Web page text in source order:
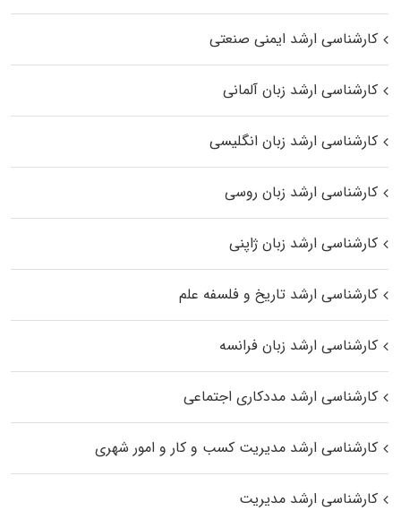
کارشناسی ارشد ایمنی صنعتی
کارشناسی ارشد زبان آلمانی
کارشناسی ارشد زبان انگلیسی
کارشناسی ارشد زبان روسی
کارشناسی ارشد زبان ژاپنی
کارشناسی ارشد تاریخ و فلسفه علم
کارشناسی ارشد زبان فرانسه
کارشناسی ارشد مددکاری اجتماعی
کارشناسی ارشد مدیریت کسب و کار و امور شهری
کارشناسی ارشد مدیریت